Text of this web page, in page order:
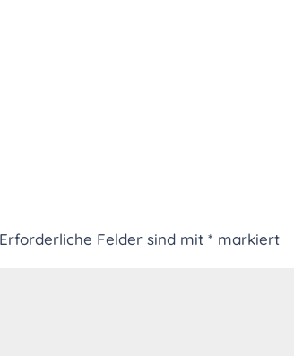
Erforderliche Felder sind mit* markiert